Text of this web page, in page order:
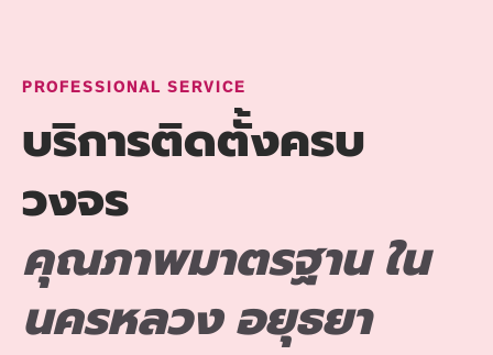
PROFESSIONAL SERVICE
บริการติดตั้งครบ
วงจร
คุณภาพมาตรฐาน ใน
นครหลวง อยุธยา